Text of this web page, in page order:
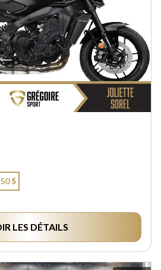
$
LES DÉTAILS